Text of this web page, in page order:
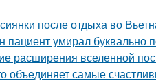
после отдыха во
умирал буквально
расширения вселенной
объединяет самые